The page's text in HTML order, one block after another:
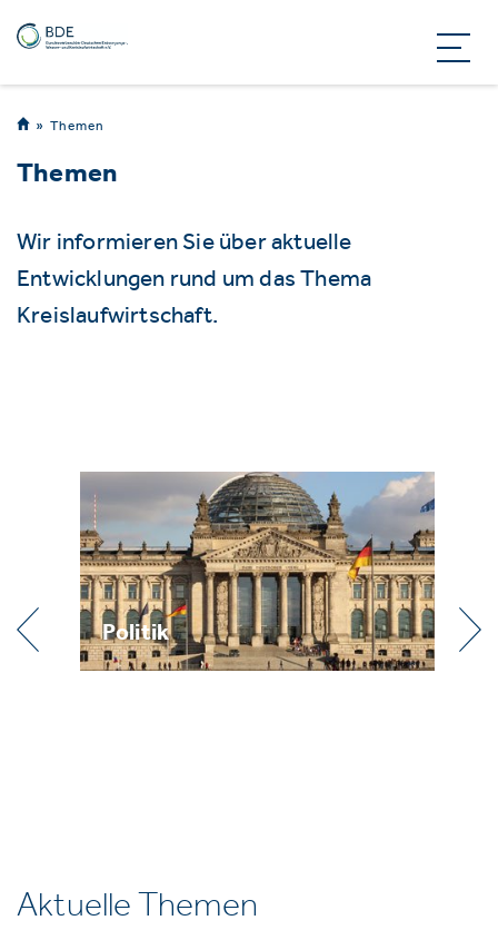
Themen
Themen
Wir informieren Sie über aktuelle
Entwicklungen rund um das Thema
Kreislaufwirtschaft.
Politik
Aktuelle Themen